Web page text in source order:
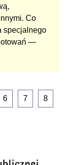
Co
specjalnego
—
6 7 8